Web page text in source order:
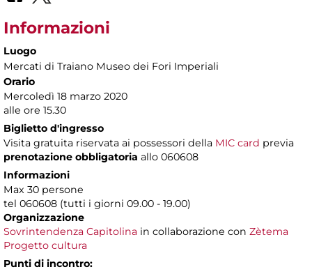
Informazioni
Luogo
Mercati di Traiano Museo dei Fori Imperiali
Orario
Mercoledì 18 marzo 2020
alle ore 15.30
Biglietto d'ingresso
Visita gratuita riservata ai possessori della MIC card previa
prenotazione obbligatoria allo 060608
Informazioni
Max 30 persone
tel 060608 (tutti i giorni 09.00 - 19.00)
Organizzazione
Sovrintendenza Capitolina in collaborazione con Zètema
Progetto cultura
Punti di incontro: